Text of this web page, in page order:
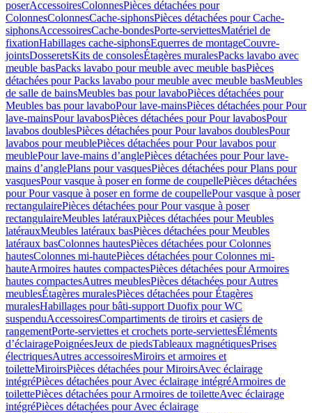
poserAccessoiresColonnesPièces détachées pour
ColonnesColonnesCache-siphonsPièces détachées pour Cache-
siphonsAccessoiresCache-bondesPorte-serviettesMatériel de
fixationHabillages cache-siphonsEquerres de montageCouvre-
jointsDosseretsKits de consolesÉtagères muralesPacks lavabo avec
meuble basPacks lavabo pour meuble avec meuble basPièces
détachées pour Packs lavabo pour meuble avec meuble basMeubles
de salle de bainsMeubles bas pour lavaboPièces détachées pour
Meubles bas pour lavaboPour lave-mainsPièces détachées pour Pour
lave-mainsPour lavabosPièces détachées pour Pour lavabosPour
lavabos doublesPièces détachées pour Pour lavabos doublesPour
lavabos pour meublePièces détachées pour Pour lavabos pour
meublePour lave-mains d’anglePièces détachées pour Pour lave-
mains d’anglePlans pour vasquesPièces détachées pour Plans pour
vasquesPour vasque à poser en forme de coupellePièces détachées
pour Pour vasque à poser en forme de coupellePour vasque à poser
rectangulairePièces détachées pour Pour vasque à poser
rectangulaireMeubles latérauxPièces détachées pour Meubles
latérauxMeubles latéraux basPièces détachées pour Meubles
latéraux basColonnes hautesPièces détachées pour Colonnes
hautesColonnes mi-hautePièces détachées pour Colonnes mi-
hauteArmoires hautes compactesPièces détachées pour Armoires
hautes compactesAutres meublesPièces détachées pour Autres
meublesÉtagères muralesPièces détachées pour Étagères
muralesHabillages pour bâti-support Duofix pour WC
suspenduAccessoiresCompartiments de tiroirs et casiers de
rangementPorte-serviettes et crochets porte-serviettesÉléments
d’éclairagePoignéesJeux de piedsTableaux magnétiquesPrises
électriquesAutres accessoiresMiroirs et armoires et
toiletteMiroirsPièces détachées pour MiroirsAvec éclairage
intégréPièces détachées pour Avec éclairage intégréArmoires de
toilettePièces détachées pour Armoires de toiletteAvec éclairage
intégréPièces détachées pour Avec éclairage